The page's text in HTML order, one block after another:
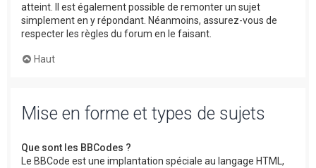
atteint. Il est également possible de remonter un sujet
simplement en y répondant. Néanmoins, assurez-vous de
respecter les règles du forum en le faisant.
Haut
Mise en forme et types de sujets
Que sont les BBCodes ?
Le BBCode est une implantation spéciale au langage HTML,